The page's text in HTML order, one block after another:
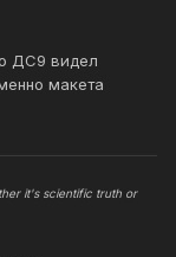
ДС9 видел
макета
it's scientific truth or